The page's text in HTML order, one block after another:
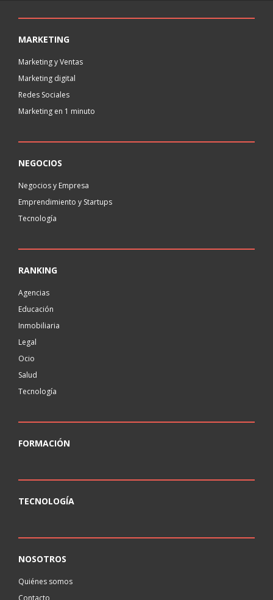
MARKETING
Marketing y Ventas
Marketing digital
Redes Sociales
Marketing en 1 minuto
NEGOCIOS
Negocios y Empresa
Emprendimiento y Startups
Tecnología
RANKING
Agencias
Educación
Inmobiliaria
Legal
Ocio
Salud
Tecnología
FORMACIÓN
TECNOLOGÍA
NOSOTROS
Quiénes somos
Contacto